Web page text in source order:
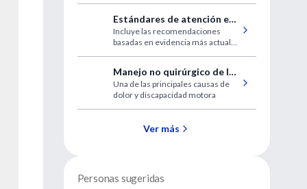
críticas
Estándares de atención en
diabetes
Incluye las recomendaciones
basadas en evidencia más actuales
diabetes
Manejo no quirúrgico de la
osteoartritis de rodilla
Una de las principales causas de
dolor y discapacidad motora
Ver más
Personas sugeridas